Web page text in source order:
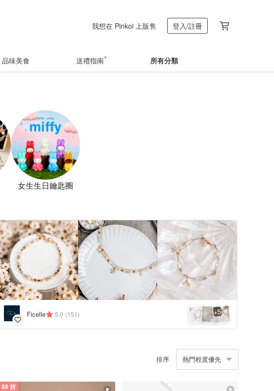
我想在 Pinkoi 上販售 登入/註冊
品味美食 送禮指南 所有分類
女生生日鑰匙圈
Ficelle 5.0 (151) +5
排序 熱門程度優先
88 折